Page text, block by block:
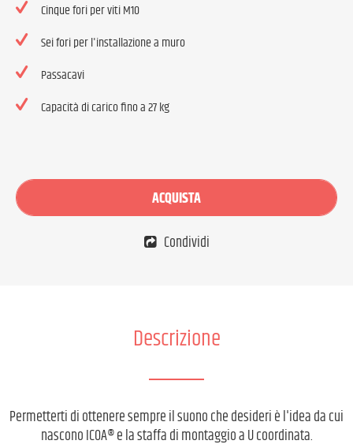
Cinque fori per viti M10
Sei fori per l'installazione a muro
Passacavi
Capacità di carico fino a 27 kg
ACQUISTA
Condividi
Descrizione
Permetterti di ottenere sempre il suono che desideri è l'idea da cui
nascono ICOA® e la staffa di montaggio a U coordinata.